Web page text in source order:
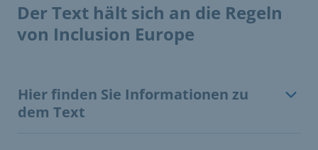
Der Text hält sich an die Regeln
von Inclusion Europe
Hier finden Sie Informationen zu
dem Text